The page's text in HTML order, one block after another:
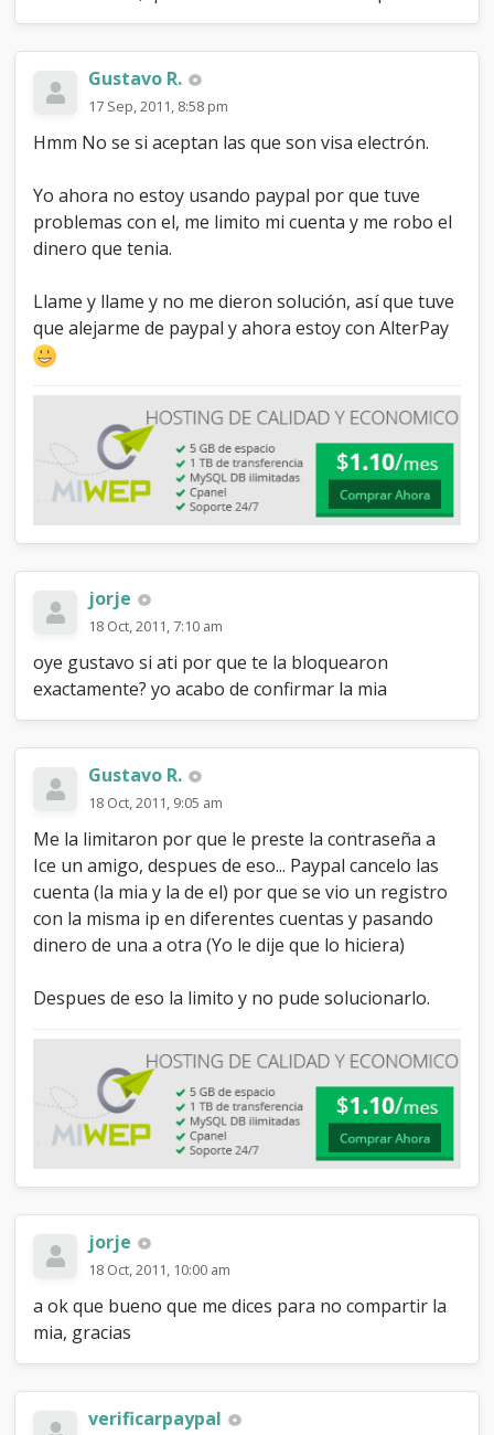
Gustavo R.
17 Sep, 2011, 8:58 pm
Hmm No se si aceptan las que son visa electrón.
Yo ahora no estoy usando paypal por que tuve
problemas con el, me limito mi cuenta y me robo el
dinero que tenia.
Llame y llame y no me dieron solución, así que tuve
que alejarme de paypal y ahora estoy con AlterPay
jorje
18 Oct, 2011, 7:10 am
oye gustavo si ati por que te la bloquearon
exactamente? yo acabo de confirmar la mia
Gustavo R.
18 Oct, 2011, 9:05 am
Me la limitaron por que le preste la contraseña a
Ice un amigo, despues de eso... Paypal cancelo las
cuenta (la mia y la de el) por que se vio un registro
con la misma ip en diferentes cuentas y pasando
dinero de una a otra (Yo le dije que lo hiciera)
Despues de eso la limito y no pude solucionarlo.
jorje
18 Oct, 2011, 10:00 am
a ok que bueno que me dices para no compartir la
mia, gracias
verificarpaypal